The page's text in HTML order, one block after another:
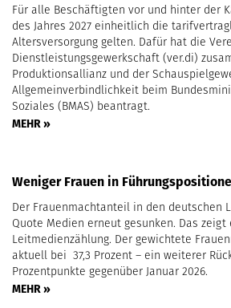
Für alle Beschäftigten vor und hinter der
des Jahres 2027 einheitlich die
Altersversorgung gelten. Dafür hat die
Dienstleistungsgewerkschaft (ver.di)
Produktionsallianz und der
Allgemeinverbindlichkeit beim
Soziales (BMAS) beantragt.
MEHR »
Weniger Frauen in
Der Frauenmachtanteil in den deutschen
Quote Medien erneut gesunken. Das zeigt
Leitmedienzählung. Der gewichtete
aktuell bei 37,3 Prozent – ein weiterer
Prozentpunkte gegenüber Januar 2026.
MEHR »